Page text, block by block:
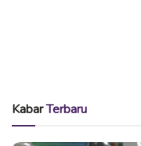
KabarTerbaru